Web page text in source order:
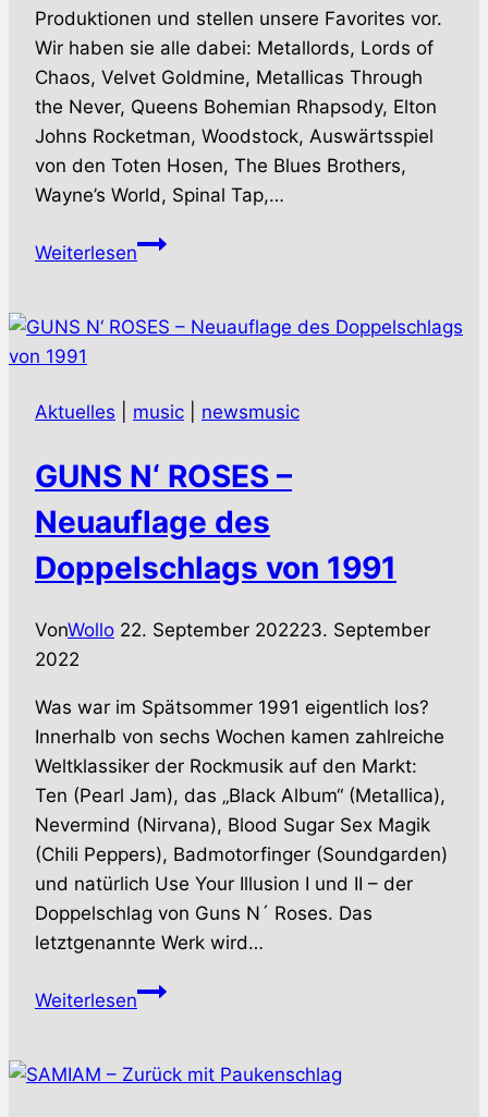
Produktionen und stellen unsere Favorites vor.
Wir haben sie alle dabei: Metallords, Lords of
Chaos, Velvet Goldmine, Metallicas Through
the Never, Queens Bohemian Rhapsody, Elton
Johns Rocketman, Woodstock, Auswärtsspiel
von den Toten Hosen, The Blues Brothers,
Wayne’s World, Spinal Tap,…
WeiterlesenWS-
Episode
Musikdokumentationen
Soundtracks
Aktuelles music newsmusic
GUNS N‘ ROSES –
Neuauflage des
Doppelschlags von 1991
VonWollo 22. September 202223. September
2022
Was war im Spätsommer 1991 eigentlich los?
Innerhalb von sechs Wochen kamen zahlreiche
Weltklassiker der Rockmusik auf den Markt:
Ten (Pearl Jam), das „Black Album“ (Metallica),
Nevermind (Nirvana), Blood Sugar Sex Magik
(Chili Peppers), Badmotorfinger (Soundgarden)
und natürlich Use Your Illusion I und II – der
Doppelschlag von Guns N´ Roses. Das
letztgenannte Werk wird…
WeiterlesenGUNS
–